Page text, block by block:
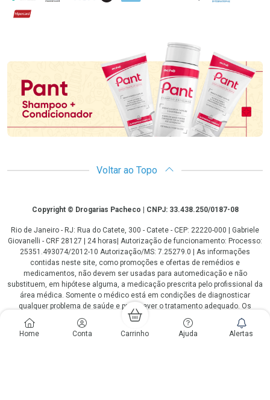
Home Conta Carrinho Ajuda Alertas
Hipercard
Voltar ao Topo
CopyrightCopyright © Drogarias Pacheco | CNPJ: 33.438.250/0187-08
Rio de Janeiro - RJ: Rua do Catete, 300 - Catete - CEP: 22220-000 | Gabriele
Giovanelli - CRF 28127 | 24 horas| Autorização de funcionamento: Processo:
25351.493074/2012-10 Autorização/MS: 7.25279.0 | As informações
contidas neste site, como promoções e ofertas de remédios e
medicamentos, não devem ser usadas para automedicação e não
substituem, em hipótese alguma, a medicação prescrita pelo profissional da
área médica. Somente o médico está em condições de diagnosticar
qualquer problema de saúde e prescrever o tratamento adequado. Os
preços e as promoções são válidos apenas para compras via internet. As
fotos contidas em nosso site são meramente ilustrativas. *Preços e
disponibilidade sujeitos a alterações no decorrer do dia. Antibióticos e